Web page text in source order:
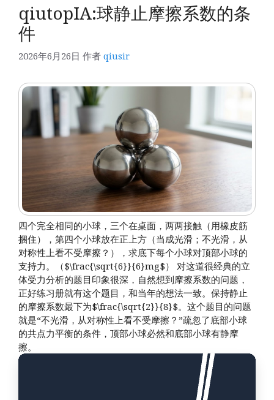
qiutopIA:球静止摩擦系数的条
件
2026年6月26日 作者 qiusir
四个完全相同的小球，三个在桌面，两两接触（用橡皮筋
捆住），第四个小球放在正上方（当成光滑；不光滑，从
对称性上看不受摩擦？），求底下每个小球对顶部小球的
支持力。（$\frac{\sqrt{6}}{6}mg$） 对这道很经典的立
体受力分析的题目印象很深，自然想到摩擦系数的问题，
正好练习册就有这个题目，和当年的想法一致。保持静止
的摩擦系数最下为$\frac{\sqrt{2}}{8}$。这个题目的问题
就是“不光滑，从对称性上看不受摩擦？”疏忽了底部小球
的共点力平衡的条件，顶部小球必然和底部小球有静摩
擦。